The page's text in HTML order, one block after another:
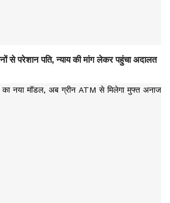
से परेशान पति, न्याय की मांग लेकर पहुंचा अदालत